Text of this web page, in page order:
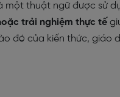
một thuật ngữ được sử
trải nghiệm thực tế
đó của kiến thức, giáo